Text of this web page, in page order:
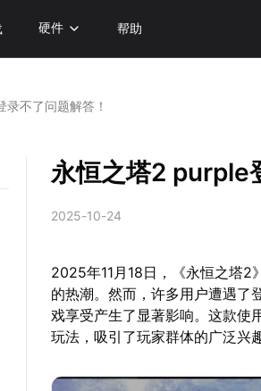
硬件 帮助
不了问题解答！
永恒之塔2 purple
2025-10-24
2025年11月18日，《永恒之塔2
的热潮。然而，许多用户遭遇了
戏享受产生了显著影响。这款使
玩法，吸引了玩家群体的广泛兴趣